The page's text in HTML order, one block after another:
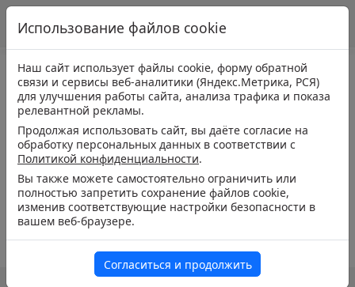
Использование файлов cookie
Наш сайт использует файлы cookie, форму обратной
связи и сервисы веб-аналитики (Яндекс.Метрика, РСЯ)
для улучшения работы сайта, анализа трафика и показа
релевантной рекламы.
Продолжая использовать сайт, вы даёте согласие на
обработку персональных данных в соответствии с
Политикой конфиденциальности.
Вы также можете самостоятельно ограничить или
полностью запретить сохранение файлов cookie,
изменив соответствующие настройки безопасности в
вашем веб-браузере.
Согласиться и продолжить